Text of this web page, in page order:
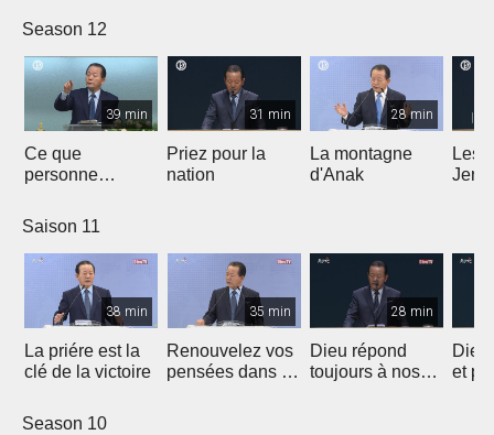
Season 12
39 min
Ce que
personne
31 min
Priez pour la
nation
28 min
La montagne
d'Anak
Les
Saison 11
38 min
La priére est la
clé de la victoire
35 min
Renouvelez vos
pensées dans la
28 min
Dieu répond
toujours à nos
Dieu
et
Season 10